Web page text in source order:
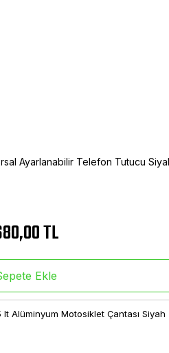
Ayarlanabilir Telefon Tutucu
TL
Ekle